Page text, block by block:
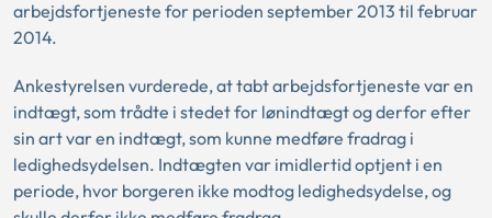
arbejdsfortjeneste for perioden september 2013 til februar
2014.
Ankestyrelsen vurderede, at tabt arbejdsfortjeneste var en
indtægt, som trådte i stedet for lønindtægt og derfor efter
sin art var en indtægt, som kunne medføre fradrag i
ledighedsydelsen. Indtægten var imidlertid optjent i en
periode, hvor borgeren ikke modtog ledighedsydelse, og